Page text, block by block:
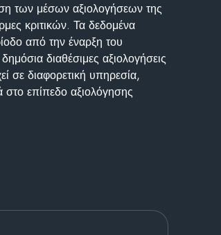
των μέσων αξιολογήσεων της
κριτικών. Τα δεδομένα
από την έναρξη του
διαθέσιμες αξιολογήσεις
σε διαφορετική υπηρεσία,
στο επίπεδο αξιολόγησης